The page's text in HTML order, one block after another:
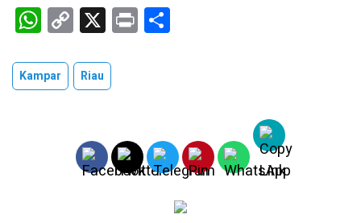
W
h
at
s
C
o
py
Li
k
X Pr
in
Kampar Riau